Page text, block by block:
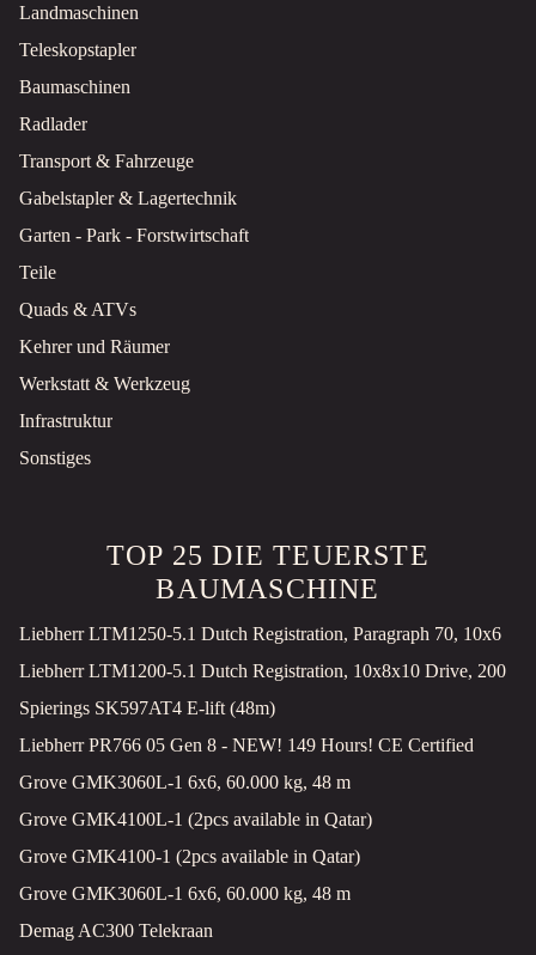
Landmaschinen
Teleskopstapler
Baumaschinen
Radlader
Transport & Fahrzeuge
Gabelstapler & Lagertechnik
Garten - Park - Forstwirtschaft
Teile
Quads & ATVs
Kehrer und Räumer
Werkstatt & Werkzeug
Infrastruktur
Sonstiges
TOP 25 DIE TEUERSTE
BAUMASCHINE
Liebherr LTM1250-5.1 Dutch Registration, Paragraph 70, 10x6
Liebherr LTM1200-5.1 Dutch Registration, 10x8x10 Drive, 200
Spierings SK597AT4 E-lift (48m)
Liebherr PR766 05 Gen 8 - NEW! 149 Hours! CE Certified
Grove GMK3060L-1 6x6, 60.000 kg, 48 m
Grove GMK4100L-1 (2pcs available in Qatar)
Grove GMK4100-1 (2pcs available in Qatar)
Grove GMK3060L-1 6x6, 60.000 kg, 48 m
Demag AC300 Telekraan